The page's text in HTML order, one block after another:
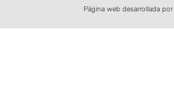
Página web desarrollada por